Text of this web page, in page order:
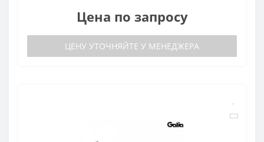
Цена по запросу
ЦЕНУ УТОЧНЯЙТЕ У МЕНЕДЖЕРА